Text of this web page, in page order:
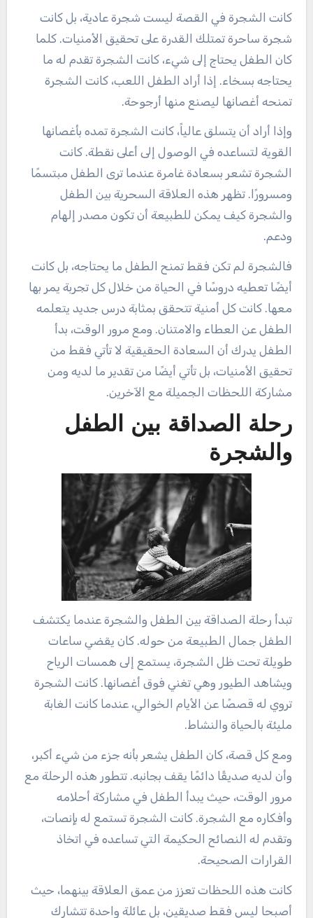
كانت الشجرة في القصة ليست شجرة عادية، بل كانت
شجرة ساحرة تمتلك القدرة على تحقيق الأمنيات. كلما
كان الطفل يحتاج إلى شيء، كانت الشجرة تقدم له ما
يحتاجه بسخاء. إذا أراد الطفل اللعب، كانت الشجرة
تمنحه أغصانها ليصنع منها أرجوحة.
وإذا أراد أن يتسلق عالياً، كانت الشجرة تمده بأغصانها
القوية لتساعده في الوصول إلى أعلى نقطة. كانت
الشجرة تشعر بسعادة غامرة عندما ترى الطفل مبتسمًا
ومسرورًا. تظهر هذه العلاقة السحرية بين الطفل
والشجرة كيف يمكن للطبيعة أن تكون مصدر إلهام
ودعم.
فالشجرة لم تكن فقط تمنح الطفل ما يحتاجه، بل كانت
أيضًا تعطيه دروسًا في الحياة من خلال كل تجربة يمر بها
معها. كانت كل أمنية تتحقق بمثابة درس جديد يتعلمه
الطفل عن العطاء والامتنان. ومع مرور الوقت، بدأ
الطفل يدرك أن السعادة الحقيقية لا تأتي فقط من
تحقيق الأمنيات، بل تأتي أيضًا من تقدير ما لديه ومن
مشاركة اللحظات الجميلة مع الآخرين.
رحلة الصداقة بين الطفل
والشجرة
تبدأ رحلة الصداقة بين الطفل والشجرة عندما يكتشف
الطفل جمال الطبيعة من حوله. كان يقضي ساعات
طويلة تحت ظل الشجرة، يستمع إلى همسات الرياح
ويشاهد الطيور وهي تغني فوق أغصانها. كانت الشجرة
تروي له قصصًا عن الأيام الخوالي، عندما كانت الغابة
مليئة بالحياة والنشاط.
ومع كل قصة، كان الطفل يشعر بأنه جزء من شيء أكبر،
وأن لديه صديقًا دائمًا يقف بجانبه. تتطور هذه الرحلة مع
مرور الوقت، حيث يبدأ الطفل في مشاركة أحلامه
وأفكاره مع الشجرة. كانت الشجرة تستمع له بإنصات،
وتقدم له النصائح الحكيمة التي تساعده في اتخاذ
القرارات الصحيحة.
كانت هذه اللحظات تعزز من عمق العلاقة بينهما، حيث
أصبحا ليس فقط صديقين، بل عائلة واحدة تتشارك